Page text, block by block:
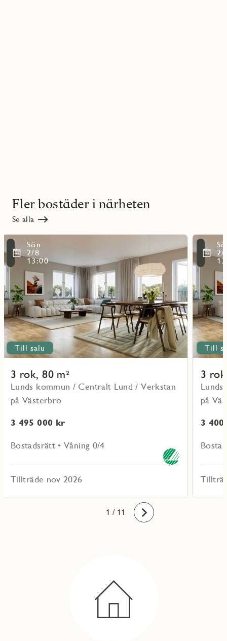
Fler bostäder i närheten
Se alla
Till salu
3 rok, 80 m²
Lunds kommun / Centralt Lund / Verkstan
på Västerbro
3 495 000 kr
Bostadsrätt • Våning 0/4
Tillträde nov 2026
Sön
2/8
13:00
Läs
mer
objekt
Till
3
på
3
2/
Läs
mer
objekt
1
2
3
4
5
6
7
8
9
10
11 / 11 Framåt